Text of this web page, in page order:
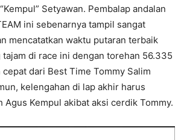
Setyawan. Pembalap andalan
ini sebenarnya tampil sangat
mencatatkan waktu putaran terbaik
di race ini dengan torehan 56.335
dari Best Time Tommy Salim
kelengahan di lap akhir harus
Agus Kempul akibat aksi cerdik Tommy.